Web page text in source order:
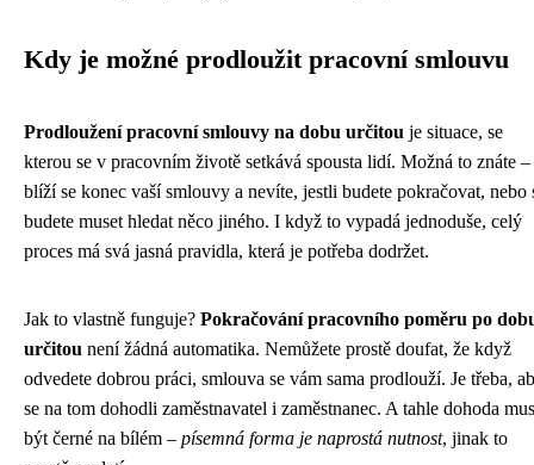
Kdy je možné prodloužit pracovní smlouvu
Prodloužení pracovní smlouvy na dobu určitou je situace, se
kterou se v pracovním životě setkává spousta lidí. Možná to znáte –
blíží se konec vaší smlouvy a nevíte, jestli budete pokračovat, nebo
budete muset hledat něco jiného. I když to vypadá jednoduše, celý
proces má svá jasná pravidla, která je potřeba dodržet.
Jak to vlastně funguje? Pokračování pracovního poměru po
určitou není žádná automatika. Nemůžete prostě doufat, že když
odvedete dobrou práci, smlouva se vám sama prodlouží. Je třeba,
se na tom dohodli zaměstnavatel i zaměstnanec. A tahle dohoda
být černé na bílém – písemná forma je naprostá nutnost, jinak to